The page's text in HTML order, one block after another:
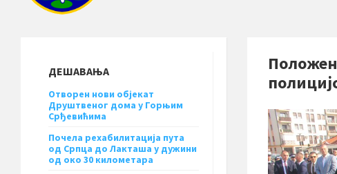
ДЕШАВАЊА
Отворен нови објекат
Друштвеног дома у Горњим
Срђевићима
Почела рехабилитација пута
од Српца до Лакташа у дужини
од око 30 километара